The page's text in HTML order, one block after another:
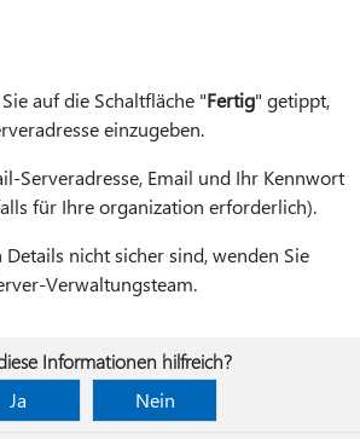
auf die Schaltfläche "Fertig" getippt,
einzugeben.
Serveradresse, Email und Ihr Kennwort
für Ihre organization erforderlich).
nicht sicher sind, wenden Sie
Verwaltungsteam.
Informationen hilfreich?
Ja
Nein